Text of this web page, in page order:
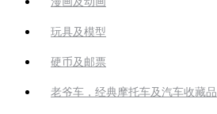
玩具及模型
硬币及邮票
老爷车，经典摩托车及汽车收藏品